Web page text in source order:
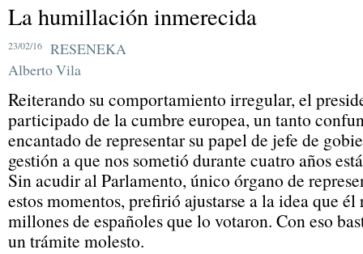
La humillación inmerecida
23/02/16
RESENEKA
Alberto Vila
Reiterando su comportamiento irregular, el
participado de la cumbre europea, un tanto
encantado de representar su papel de jefe de
gestión a que nos sometió durante cuatro años
Sin acudir al Parlamento, único órgano de
estos momentos, prefirió ajustarse a la idea que él
millones de españoles que lo votaron. Con eso
un trámite molesto.